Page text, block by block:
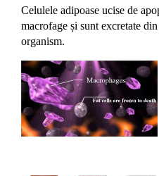
Celulele adipoase ucise de
macrofage și sunt excretate
organism.